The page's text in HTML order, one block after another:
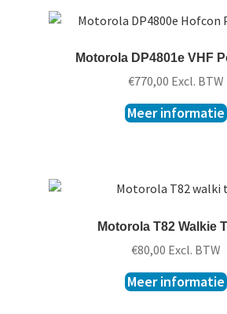
Motorola DP4801e VHF
€770,00 Excl. BTW
Meer informatie
Motorola T82 Walkie
€80,00 Excl. BTW
Meer informatie